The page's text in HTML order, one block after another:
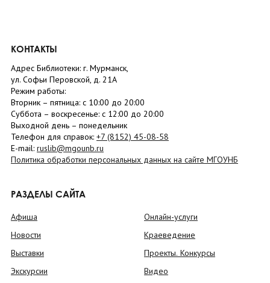
КОНТАКТЫ
Адрес Библиотеки: г. Мурманск,
ул. Софьи Перовской, д. 21А
Режим работы:
Вторник – пятница: с 10:00 до 20:00
Суббота – воскресенье: c 12:00 до 20:00
Выходной день – понедельник
Телефон для справок: +7 (8152) 45-08-58
E-mail: ruslib@mgounb.ru
Политика обработки персональных данных на сайте МГОУНБ
РАЗДЕЛЫ САЙТА
Афиша
Новости
Выставки
Экскурсии
Онлайн-услуги
Краеведение
Проекты. Конкурсы
Видео